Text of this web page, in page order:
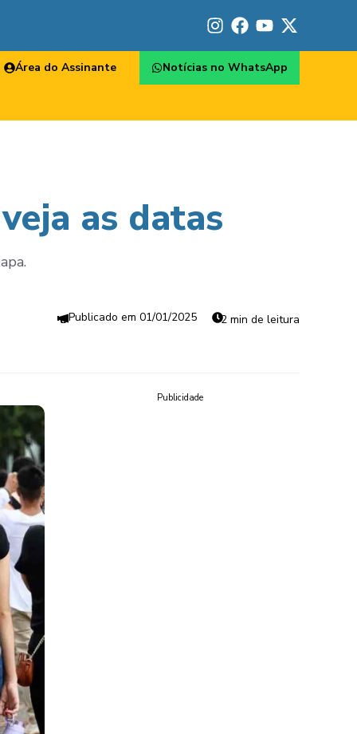
Área do Assinante Notícias no WhatsApp
as datas
01/01/2025 2 min de leitura
Publicidade